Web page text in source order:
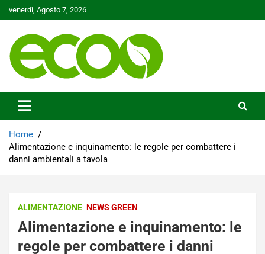
to
venerdì, Agosto 7, 2026
Ecoo.it
Home
Alimentazione e inquinamento: le regole per combattere i
danni ambientali a tavola
ALIMENTAZIONE NEWS GREEN
Alimentazione e inquinamento: le
regole per combattere i danni